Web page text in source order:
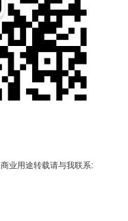
业用途转载请与我联系: